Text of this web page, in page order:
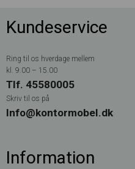
Kundeservice
Ring til os hverdage mellem
kl. 9.00 – 15.00
Tlf. 45580005
Skriv til os på
Info@kontormobel.dk
Information